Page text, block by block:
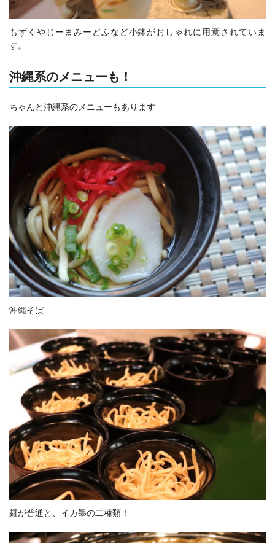
もずくやじーまみーどふなど小鉢がおしゃれに用意されていま
す。
沖縄系のメニューも！
ちゃんと沖縄系のメニューもあります
沖縄そば
麺が普通と、イカ墨の二種類！